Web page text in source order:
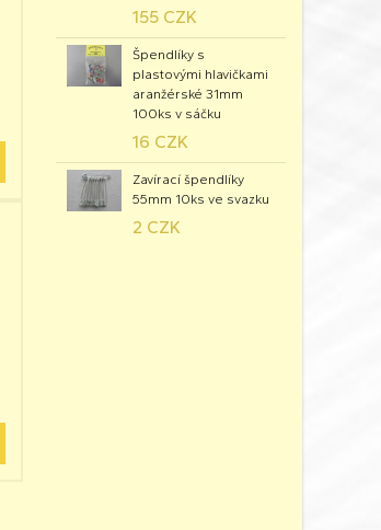
155 CZK
Špendlíky s
plastovými hlavičkami
aranžérské 31mm
100ks v sáčku
16 CZK
Zavírací špendlíky
55mm 10ks ve svazku
2 CZK